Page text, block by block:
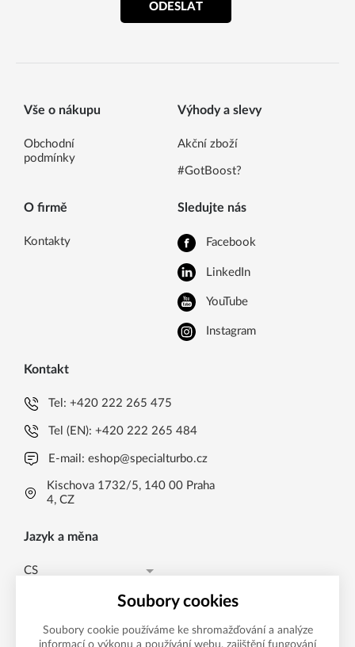
ODESLAT
Vše o nákupu
Obchodní
podmínky
Výhody a slevy
Akční zboží
#GotBoost?
O firmě
Kontakty
Sledujte nás
Facebook
LinkedIn
YouTube
Instagram
Kontakt
Tel:+420 222 265 475
Tel (EN):+420 222 265 484
E-mail:eshop@specialturbo.cz
Kischova 1732/5, 140 00 Praha
4, CZ
Jazyk a měna
CS
EN
Česká koruna CZK (Kč)
Česká koruna CZK (Kč)
Soubory cookies
Soubory cookie používáme ke shromažďování a analýze
informací o výkonu a používání webu, zajištění fungování